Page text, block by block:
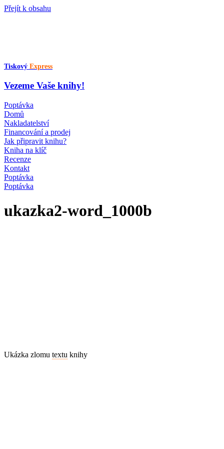
Přejít k obsahu
Tiskový Express
Vezeme Vaše knihy!
Poptávka
Domů
Nakladatelství
Financování a prodej
Jak připravit knihu?
Kniha na klíč
Recenze
Kontakt
Poptávka
Poptávka
ukazka2-word_1000b
Ukázka zlomu textu knihy